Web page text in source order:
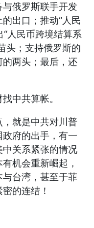
俄罗斯联手开发
出口；推动“人民
“人民币跨境结算系
头；支持俄罗斯的
两头；最后，还
中共算帐。
就是中共对川普
府的出手，有一
关系紧张的情况
机会重新崛起，
台湾，甚至于菲
的连结！